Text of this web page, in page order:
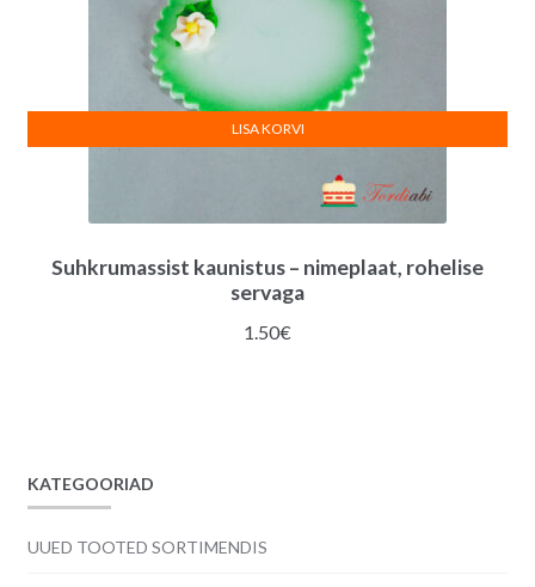
Suhkrumassist kaunistus – nimeplaat, rohelise
servaga
1.50€
LISA KORVI
KATEGOORIAD
UUED TOOTED SORTIMENDIS